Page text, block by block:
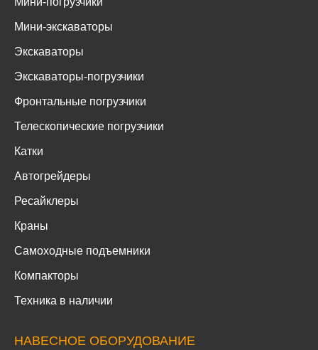
Мини-экскаваторы
Экскаваторы
Экскаваторы-погрузчики
Фронтальные погрузчики
Телескопические погрузчики
Катки
Автогрейдеры
Ресайклеры
Краны
Самоходные подъемники
Компакторы
Техника в наличии
НАВЕСНОЕ ОБОРУДОВАНИЕ